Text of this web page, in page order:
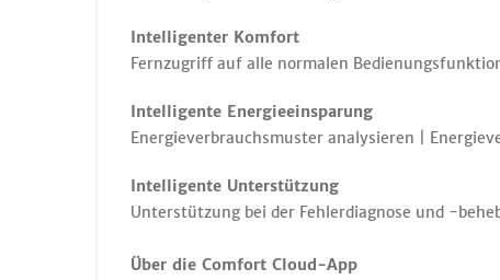
Intelligenter Komfort
Fernzugriff auf alle normalen
Intelligente Energieeinsparung
Energieverbrauchsmuster analysieren |
Intelligente Unterstützung
Unterstützung bei der Fehlerdiagnose und -
Über die Comfort Cloud-App